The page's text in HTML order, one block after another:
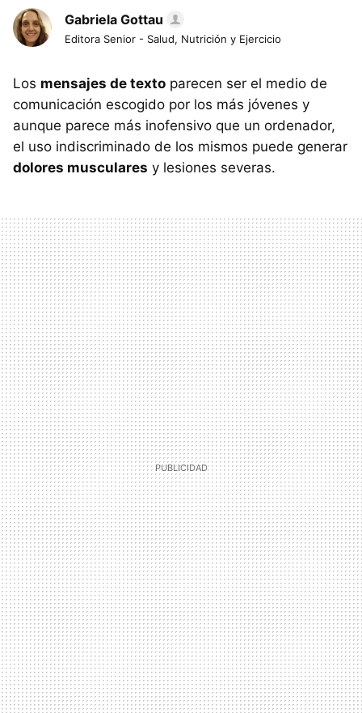
Gabriela Gottau
Editora Senior - Salud, Nutrición y Ejercicio
Los mensajes de texto parecen ser el medio de
comunicación escogido por los más jóvenes y
aunque parece más inofensivo que un ordenador,
el uso indiscriminado de los mismos puede generar
dolores musculares y lesiones severas.